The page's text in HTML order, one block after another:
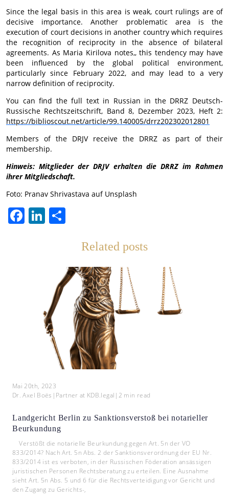
Since the legal basis in this area is weak, court rulings are of
decisive importance. Another problematic area is the
execution of court decisions in another country which requires
the recognition of reciprocity in the absence of bilateral
agreements. As Maria Kirilova notes,, this tendency may have
been influenced by the global political environment,
particularly since February 2022, and may lead to a very
narrow definition of reciprocity.
You can find the full text in Russian in the DRRZ Deutsch-
Russische Rechtszeitschrift, Band 8, Dezember 2023, Heft 2:
https://biblioscout.net/article/99.140005/drrz202302012801
Members of the DRJV receive the DRRZ as part of their
membership.
Hinweis: Mitglieder der DRJV erhalten die DRRZ im Rahmen
ihrer Mitgliedschaft.
Foto: Pranav Shrivastava auf Unsplash
FacebookLinkedIn
Related posts
Mai 20th, 2023
Dr. Axel Boës | Partner at KDB.legal | 2 min read
Landgericht Berlin zu Sanktionsverstoß bei notarieller
Beurkundung
Verstößt die notarielle Beurkundung gegen Art. 5n der VO
833/2014? Nach Art. 5n Abs. 2 der Sanktionsverordnung der EU Nr.
833/2014 ist es verboten, in der Russischen Föderation ansässigen
juristischen Personen Rechtsberatung zu erteilen. Eine Ausnahme
sieht Art. 5n Abs. 5 und 6 für die Rechtsverteidigung vor Gericht und
den Zugang zu Gerichts-,